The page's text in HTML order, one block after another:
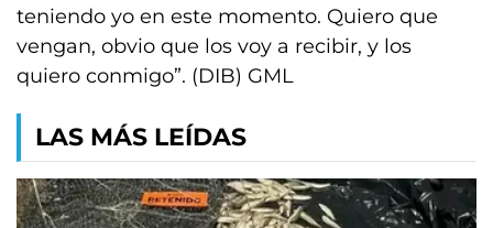
teniendo yo en este momento. Quiero que
vengan, obvio que los voy a recibir, y los
quiero conmigo”. (DIB) GML
LAS MÁS LEÍDAS